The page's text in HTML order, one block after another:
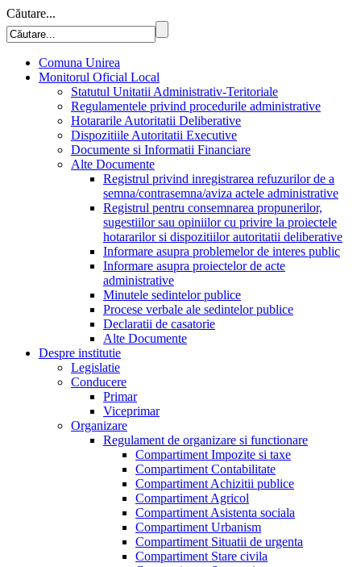
Căutare...
Comuna Unirea
Monitorul Oficial Local
Statutul Unitatii Administrativ-Teritoriale
Regulamentele privind procedurile administrative
Hotararile Autoritatii Deliberative
Dispozitiile Autoritatii Executive
Documente si Informatii Financiare
Alte Documente
Registrul privind inregistrarea refuzurilor de a
semna/contrasemna/aviza actele administrative
Registrul pentru consemnarea propunerilor,
sugestiilor sau opiniilor cu privire la proiectele
hotararilor si dispozitiilor autoritatii deliberative
Informare asupra problemelor de interes public
Informare asupra proiectelor de acte
administrative
Minutele sedintelor publice
Procese verbale ale sedintelor publice
Declaratii de casatorie
Alte Documente
Despre institutie
Legislatie
Conducere
Primar
Viceprimar
Organizare
Regulament de organizare si functionare
Compartiment Impozite si taxe
Compartiment Contabilitate
Compartiment Achizitii publice
Compartiment Agricol
Compartiment Asistenta sociala
Compartiment Urbanism
Compartiment Situatii de urgenta
Compartiment Stare civila